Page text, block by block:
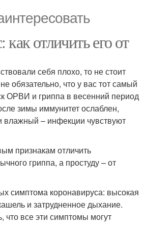
отличить его от
себя плохо, то не стоит
обязательно, что у вас тот самый
ОРВИ и гриппа в весенний период
зимы иммунитет ослаблен,
влажный – инфекции чувствуют
признакам отличить
гриппа, а простуду – от
симптома коронавируса: высокая
и затрудненное дыхание.
что все эти симптомы могут